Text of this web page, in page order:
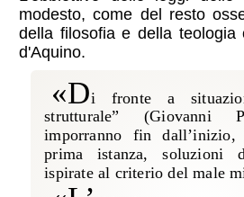
modesto, come del resto
della filosofia e della teologia
d'Aquino.
«Di fronte a
strutturale”
imporranno fin
prima istanza, soluzioni
ispirate al criterio del male